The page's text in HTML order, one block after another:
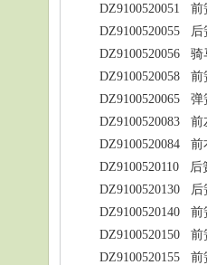
DZ9100520051 前
DZ9100520055
DZ9100520056 骑
DZ9100520058 前
DZ9100520065 弹
DZ9100520083 前
DZ9100520084 前
DZ9100520110
后
DZ9100520130
DZ9100520140 前
DZ9100520150 前
DZ9100520155 前